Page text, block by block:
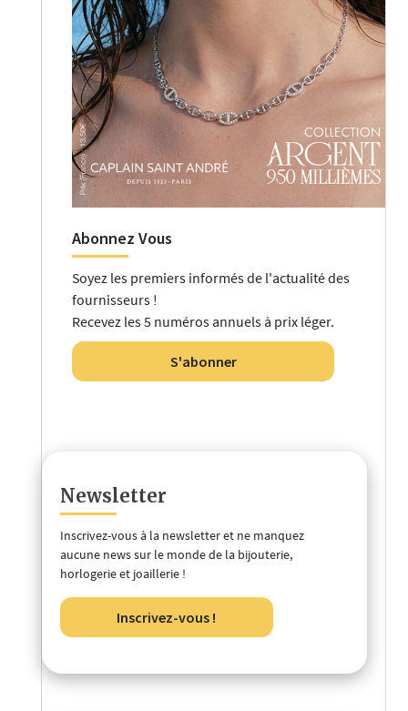
Abonnez Vous
Soyez les premiers informés de l'actualité des
fournisseurs !
Recevez les 5 numéros annuels à prix léger.
S'abonner
Newsletter
Inscrivez-vous à la newsletter et ne manquez
aucune news sur le monde de la bijouterie,
horlogerie et joaillerie !
Inscrivez-vous !